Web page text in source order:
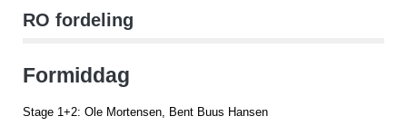
RO fordeling
Formiddag
Stage 1+2: Ole Mortensen, Bent Buus Hansen